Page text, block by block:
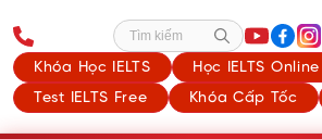
Khóa Học IELTS
Học IELTS Online
Test IELTS Free
Khóa Cấp Tốc
Tìm kiếm